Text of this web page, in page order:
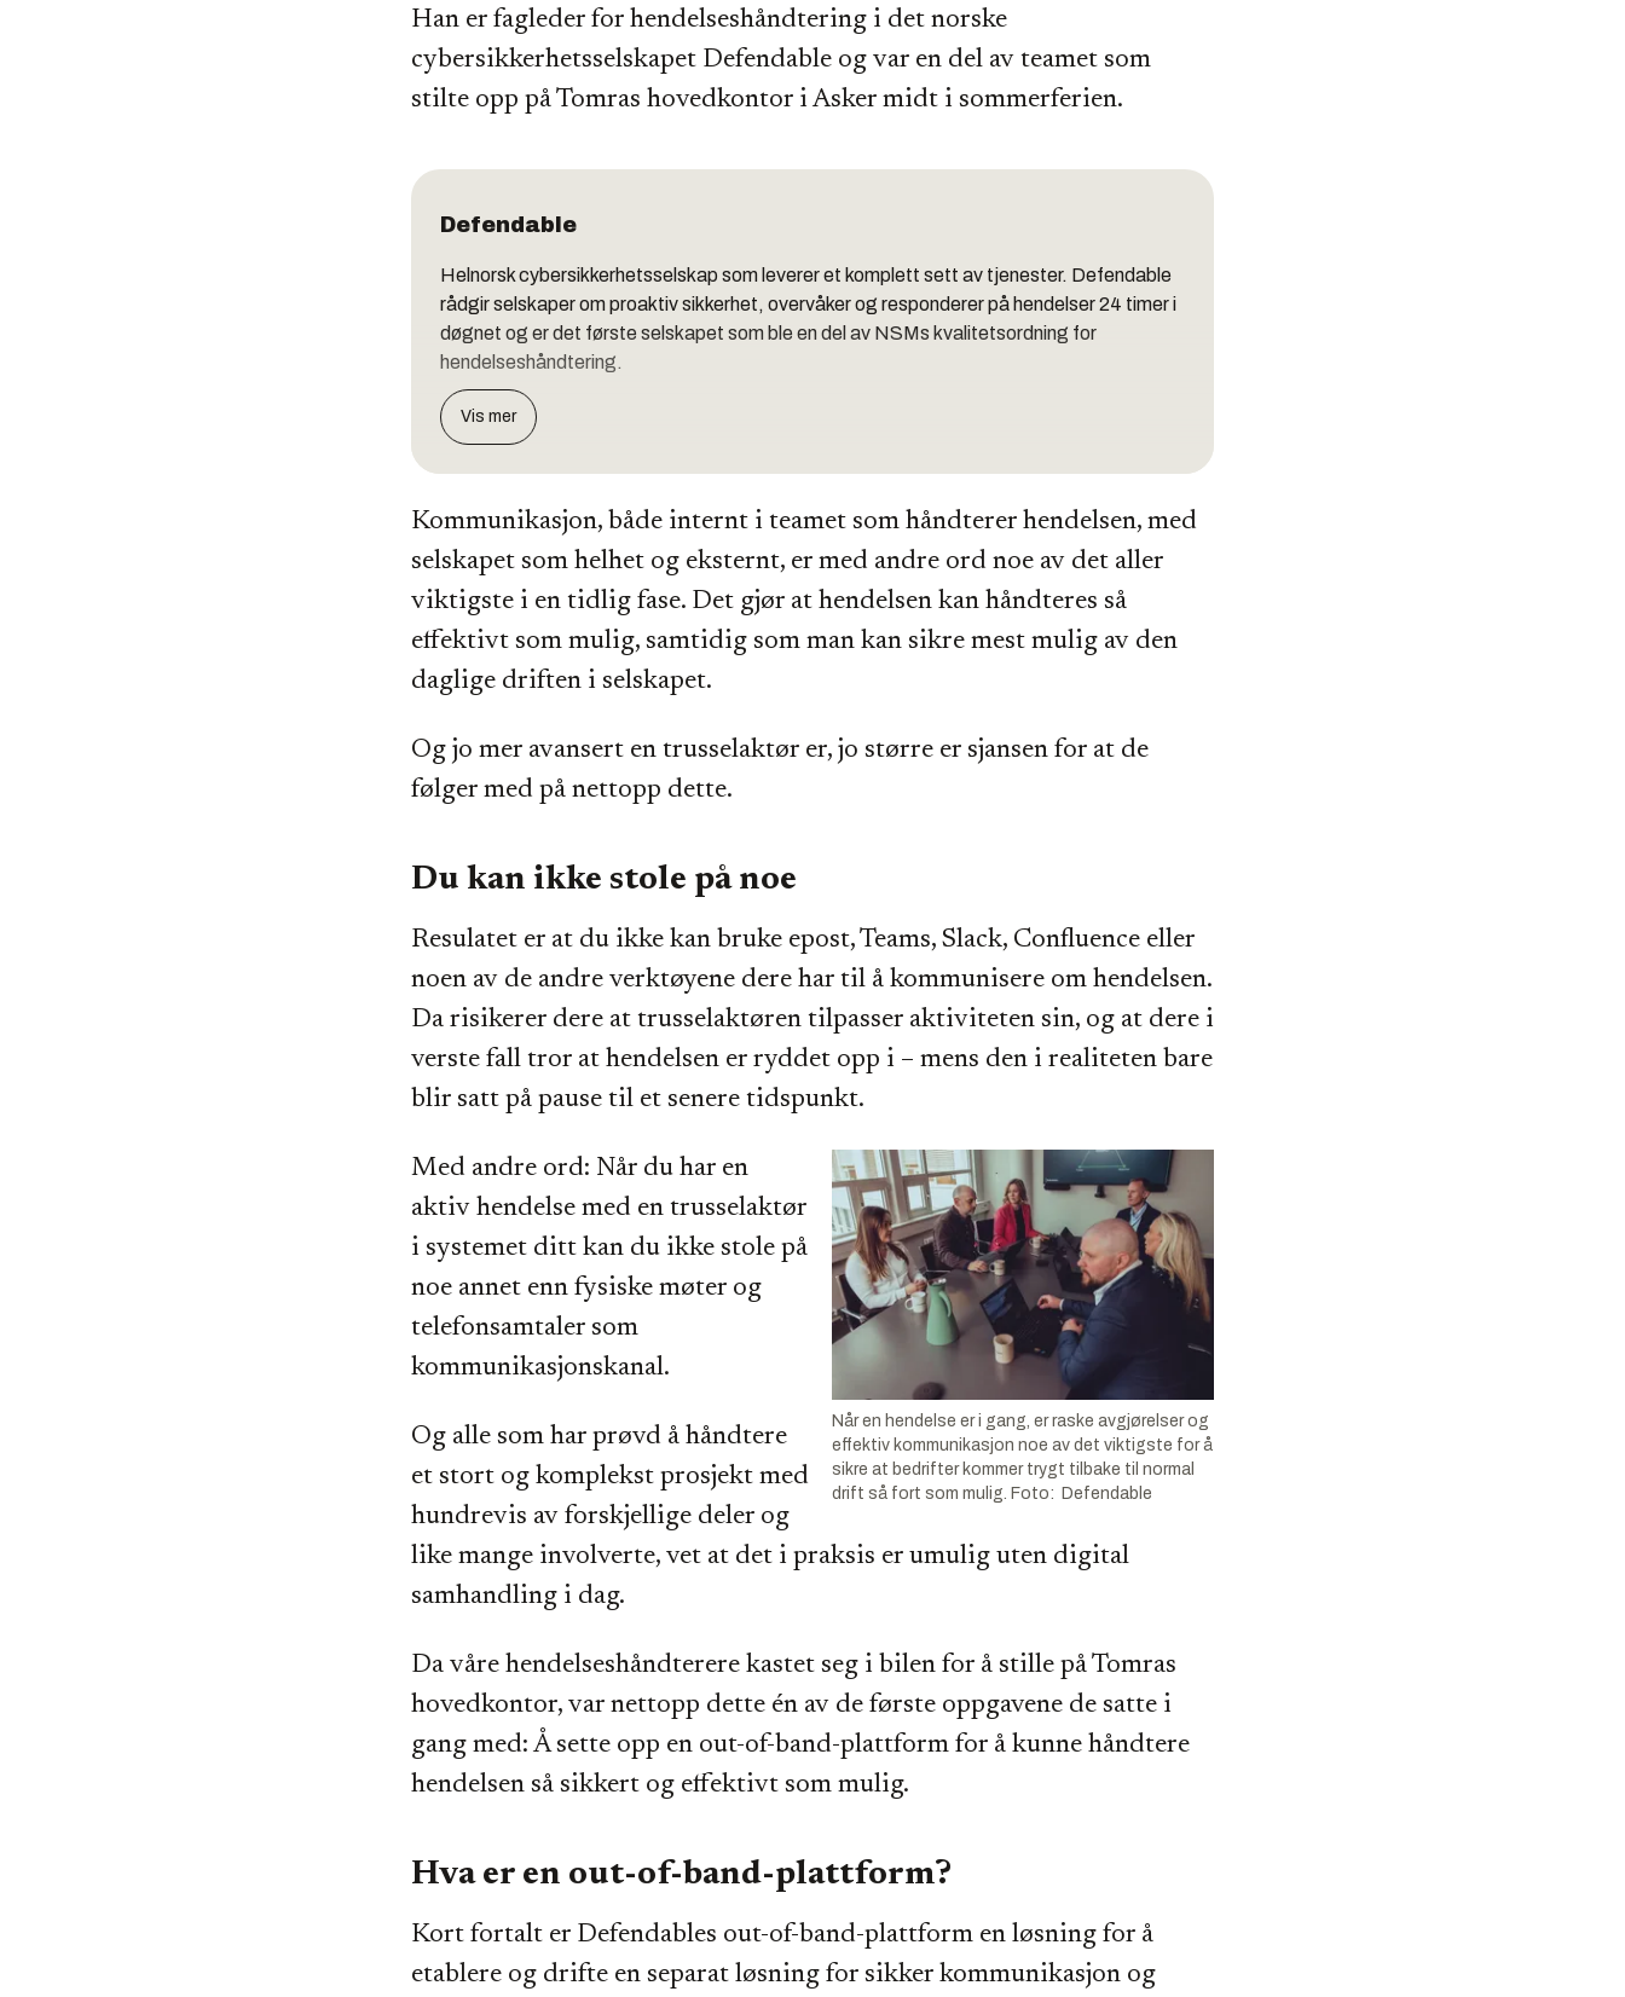
Han er fagleder for hendelseshåndtering i det norske
cybersikkerhetsselskapet Defendable og var en del av teamet som
stilte opp på Tomras hovedkontor i Asker midt i sommerferien.
Defendable
Helnorsk cybersikkerhetsselskap som leverer et komplett sett av tjenester. Defendable
rådgir selskaper om proaktiv sikkerhet, overvåker og responderer på hendelser 24 timer i
døgnet og er det første selskapet som ble en del av NSMs kvalitetsordning for
hendelseshåndtering.
Vis mer
Kommunikasjon, både internt i teamet som håndterer hendelsen, med
selskapet som helhet og eksternt, er med andre ord noe av det aller
viktigste i en tidlig fase. Det gjør at hendelsen kan håndteres så
effektivt som mulig, samtidig som man kan sikre mest mulig av den
daglige driften i selskapet.
Og jo mer avansert en trusselaktør er, jo større er sjansen for at de
følger med på nettopp dette.
Du kan ikke stole på noe
Resulatet er at du ikke kan bruke epost, Teams, Slack, Confluence eller
noen av de andre verktøyene dere har til å kommunisere om hendelsen.
Da risikerer dere at trusselaktøren tilpasser aktiviteten sin, og at dere i
verste fall tror at hendelsen er ryddet opp i – mens den i realiteten bare
blir satt på pause til et senere tidspunkt.
Når en hendelse er i gang, er raske avgjørelser og
effektiv kommunikasjon noe av det viktigste for å
sikre at bedrifter kommer trygt tilbake til normal
drift så fort som mulig. Foto: Defendable
Med andre ord: Når du har en
aktiv hendelse med en trusselaktør
i systemet ditt kan du ikke stole på
noe annet enn fysiske møter og
telefonsamtaler som
kommunikasjonskanal.
Og alle som har prøvd å håndtere
et stort og komplekst prosjekt med
hundrevis av forskjellige deler og
like mange involverte, vet at det i praksis er umulig uten digital
samhandling i dag.
Da våre hendelseshåndterere kastet seg i bilen for å stille på Tomras
hovedkontor, var nettopp dette én av de første oppgavene de satte i
gang med: Å sette opp en out-of-band-plattform for å kunne håndtere
hendelsen så sikkert og effektivt som mulig.
Hva er en out-of-band-plattform?
Kort fortalt er Defendables out-of-band-plattform en løsning for å
etablere og drifte en separat løsning for sikker kommunikasjon og